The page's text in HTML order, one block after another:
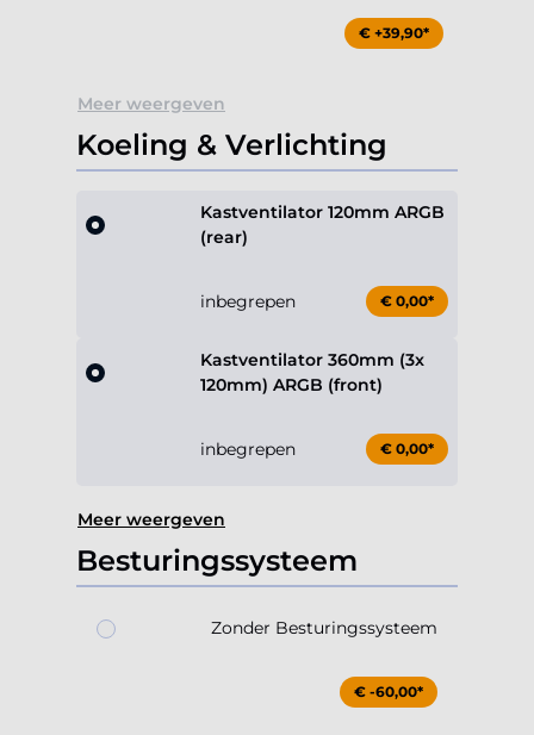
€ +39,90*
Meer weergeven
Koeling & Verlichting
Kastventilator 120mm ARGB
(rear)
inbegrepen € 0,00*
Kastventilator 360mm (3x
120mm) ARGB (front)
inbegrepen € 0,00*
Meer weergeven
Besturingssysteem
Zonder Besturingssysteem
€ -60,00*